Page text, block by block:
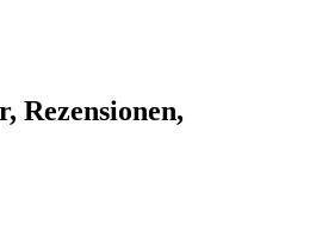
Rezensionen,